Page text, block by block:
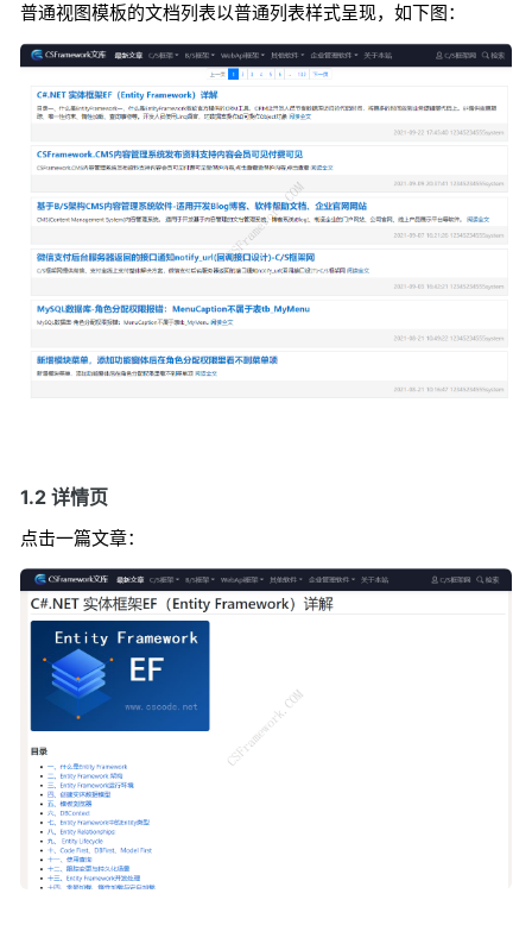
普通视图模板的文档列表以普通列表样式呈现，如下图：
1.2 详情页
点击一篇文章：